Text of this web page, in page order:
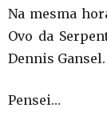
Na mesma
Ovo da
Dennis Gansel.
Pensei…